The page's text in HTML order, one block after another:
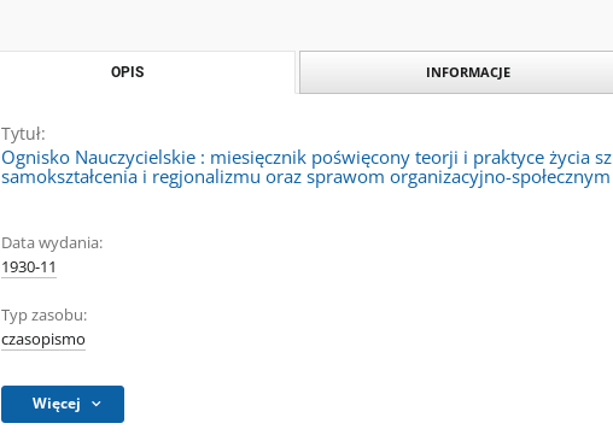
OPIS INFORMACJE
Tytuł:
Ognisko Nauczycielskie : miesięcznik poświęcony teorji i praktyce życia
samokształcenia i regjonalizmu oraz sprawom organizacyjno-
Data wydania:
1930-11
Typ zasobu:
czasopismo
Więcej